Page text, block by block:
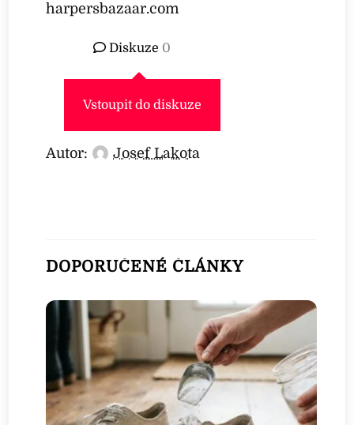
harpersbazaar.com
Diskuze 0
Vstoupit do diskuze
Autor: Josef Lakota
DOPORUČENÉ ČLÁNKY